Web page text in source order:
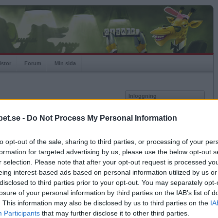
- Do Not Process My Personal Information
opt-out of the sale, sharing to third parties, or processing of your
for targeted advertising by us, please use the below opt-out
selection. Please note that after your opt-out request is processed
interest-based ads based on personal information utilized by us
to third parties prior to your opt-out. You may separately
of your personal information by third parties on the IAB’s list of
This information may also be disclosed by us to third parties on the
Participants that may further disclose it to other third parties.
Forum Min sida
Högsta rating
1000
Rankad
-
Rullningar
0
Matcher
0
Vunna
0
Inloggning
Kom ihåg mig
Glömt ditt lösenord?
Få ny aktiveringslänk
Betapet är gratis!